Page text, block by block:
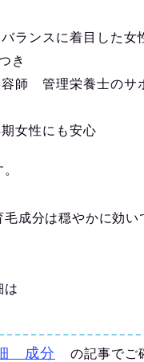
ランスに着目した女
き
師 管理栄養士のサ
女性にも安心
成分は穏やかに効
は
成分 の記事でご